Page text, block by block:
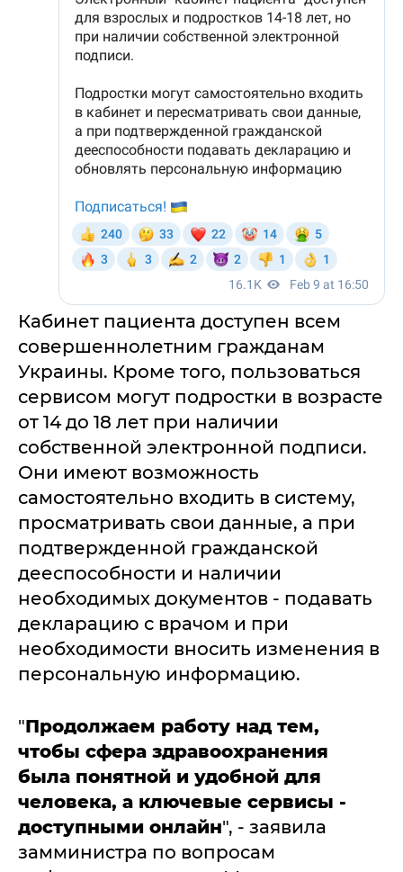
Кабинет пациента доступен всем
совершеннолетним гражданам
Украины. Кроме того, пользоваться
сервисом могут подростки в возрасте
от 14 до 18 лет при наличии
собственной электронной подписи.
Они имеют возможность
самостоятельно входить в систему,
просматривать свои данные, а при
подтвержденной гражданской
дееспособности и наличии
необходимых документов - подавать
декларацию с врачом и при
необходимости вносить изменения в
персональную информацию.
"Продолжаем работу над тем,
чтобы сфера здравоохранения
была понятной и удобной для
человека, а ключевые сервисы -
доступными онлайн", - заявила
замминистра по вопросам